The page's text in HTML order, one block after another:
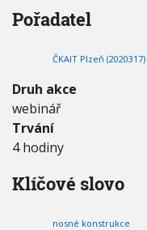
I
G
o
í
o
s
n
c
h
Pořadatel
ČKAIT Plzeň (2020317)
Druh akce
webinář
Trvání
4 hodiny
Klíčové slovo
nosné konstrukce